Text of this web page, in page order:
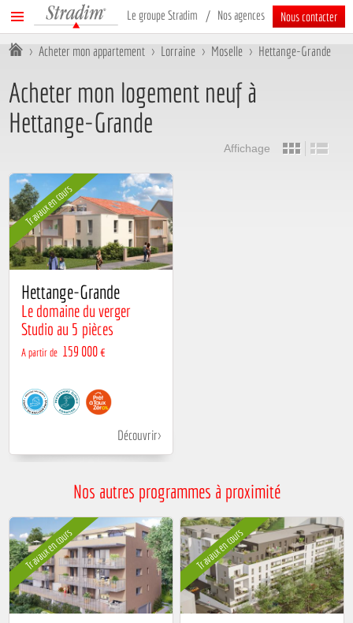
Stradim Le groupe Stradim Nos agences Nous contacter
Menu
principal
Vous êtes ici :
> Acheter mon appartement > Lorraine > Moselle > Hettange-Grande
Acheter mon logement neuf à
Hettange-Grande
Affichage
Travaux en cours
Hettange-Grande
Le domaine du verger
Studio au 5 pièces
A partir de 159 000 €
Découvrir
Nos autres programmes à proximité
Travaux en cours Travaux en cours